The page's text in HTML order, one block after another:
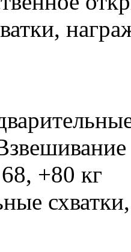
+80 кг